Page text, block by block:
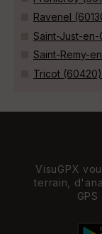
Ravenel
Saint-Just-en-
Saint-Remy-
Tricot (60420)
VisuGPX
terrain,